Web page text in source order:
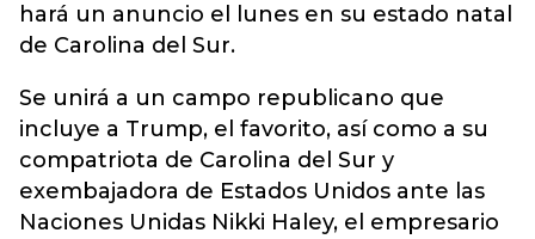
hará un anuncio el lunes en su estado natal
de Carolina del Sur.
Se unirá a un campo republicano que
incluye a Trump, el favorito, así como a su
compatriota de Carolina del Sur y
exembajadora de Estados Unidos ante las
Naciones Unidas Nikki Haley, el empresario